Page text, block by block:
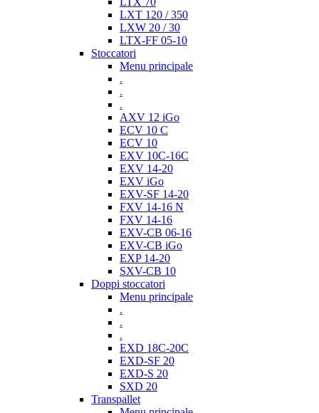
LXT 120 / 350
LXW 20 / 30
LTX-FF 05-10
Stoccatori
Menu principale
.
.
.
AXV 12 iGo
ECV 10 C
ECV 10
EXV 10C-16C
EXV 14-20
EXV iGo
EXV-SF 14-20
FXV 14-16 N
FXV 14-16
EXV-CB 06-16
EXV-CB iGo
EXP 14-20
SXV-CB 10
Doppi stoccatori
Menu principale
.
.
.
EXD 18C-20C
EXD-SF 20
EXD-S 20
SXD 20
Transpallet